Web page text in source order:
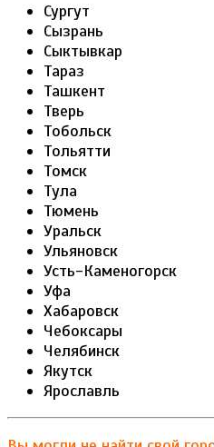
Сургут
Сызрань
Сыктывкар
Тараз
Ташкент
Тверь
Тобольск
Тольятти
Томск
Тула
Тюмень
Уральск
Ульяновск
Усть-Каменогорск
Уфа
Хабаровск
Чебоксары
Челябинск
Якутск
Ярославль